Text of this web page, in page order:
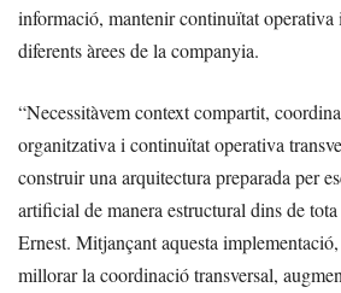
informació, mantenir continuïtat
diferents àrees de la companyia.
“Necessitàvem context compartit,
organitzativa i continuïtat operativa
construir una arquitectura preparada per
artificial de manera estructural dins de
Ernest. Mitjançant aquesta
millorar la coordinació transversal,